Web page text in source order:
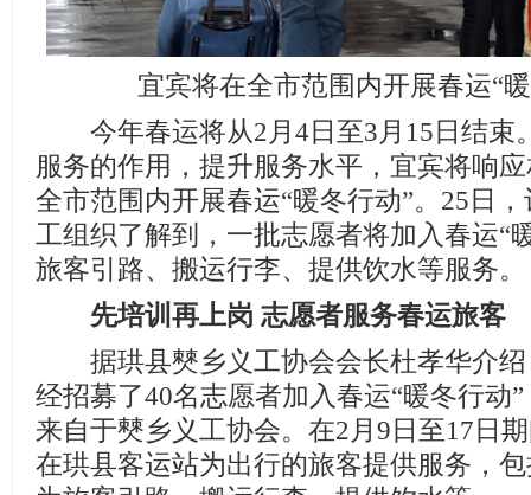
宜宾将在全市范围内开展春运“
今年春运将从2月4日至3月15日结束
服务的作用，提升服务水平，宜宾将响
全市范围内开展春运“暖冬行动”。25日
工组织了解到，一批志愿者将加入春运“
旅客引路、搬运行李、提供饮水等服务。
先培训再上岗 志愿者服务春运旅客
据珙县僰乡义工协会会长杜孝华介绍
经招募了40名志愿者加入春运“暖冬行动
来自于僰乡义工协会。在2月9日至17日
在珙县客运站为出行的旅客提供服务，